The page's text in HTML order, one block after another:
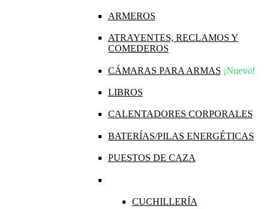
ARMEROS
ATRAYENTES, RECLAMOS Y
COMEDEROS
CÁMARAS PARA ARMAS ¡Nuevo!
LIBROS
CALENTADORES CORPORALES
BATERÍAS/PILAS ENERGÉTICAS
PUESTOS DE CAZA
CUCHILLERÍA